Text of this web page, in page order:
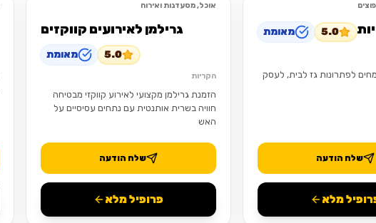
5.0 מאומת
לפתרונות גז לבית, לעסק
שלח הודעה
מלא
אוכל, מסעדנות ואירוח
גרילמן לאירועים קווקזים
5.0 מאומת
הקריות
הזמנת גרילמן מקצועי לאירוע קווקזי מבטיחה
חוויה בשרית אותנטית עם נתחים עסיסיים על
האש
שלח הודעה
פרופיל מלא